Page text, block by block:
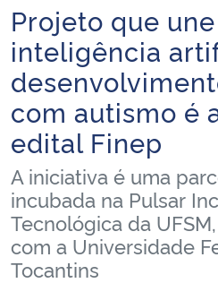
Ministério da Infraestrutura
Ministério da Agricultura, Pecuária e
Ministério da Educação
Ministério da Cidadania
Ministério da Saúde
Ministério de Minas e Energia
Início do conteúdo
Projeto que
inteligência
com autismo é
edital Finep
A iniciativa é uma
incubada na Pulsar
Tecnológica da
com a Universidade
Tocantins